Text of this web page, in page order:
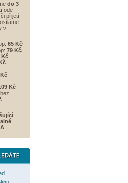
do 3
ode
přijetí
v
65 Kč
79 Kč
Kč
Kč